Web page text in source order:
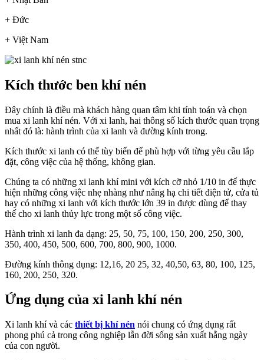
+ Đức
+ Việt Nam
Kích thước ben khí nén
Đây chính là điều mà khách hàng quan tâm khi tính toán và chọn
mua xi lanh khí nén. Với xi lanh, hai thông số kích thước quan trọng
nhất đó là: hành trình của xi lanh và đường kính trong.
Kích thước xi lanh có thể tùy biến để phù hợp với từng yêu cầu lắp
đặt, công việc của hệ thống, không gian.
Chúng ta có những xi lanh khí mini với kích cỡ nhỏ 1/10 in để thực
hiện những công việc nhẹ nhàng như nâng hạ chi tiết điện tử, cửa tủ
hay có những xi lanh với kích thước lớn 39 in được dùng để thay
thế cho xi lanh thủy lực trong một số công việc.
Hành trình xi lanh đa dạng: 25, 50, 75, 100, 150, 200, 250, 300,
350, 400, 450, 500, 600, 700, 800, 900, 1000.
Đường kính thông dụng: 12,16, 20 25, 32, 40,50, 63, 80, 100, 125,
160, 200, 250, 320.
Ứng dụng của xi lanh khí nén
Xi lanh khí và các thiết bị khí nén nói chung có ứng dụng rất
phong phú cả trong công nghiệp lẫn đời sống sản xuất hằng ngày
của con người.